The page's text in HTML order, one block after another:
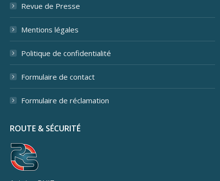
Revue de Presse
Mentions légales
Politique de confidentialité
Formulaire de contact
Formulaire de réclamation
ROUTE & SÉCURITÉ